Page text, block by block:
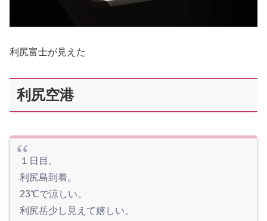
利尻富士が見えた
利尻空港
１日目。
利尻島到着。
23℃で涼しい。
利尻岳少し見えて嬉しい。